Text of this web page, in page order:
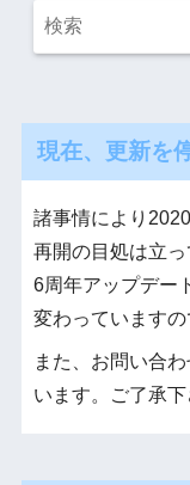
現在、更新を
諸事情により
再開の目処は立っ
6周年アップデー
変わっていますの
また、お問い合
います。ご了承下